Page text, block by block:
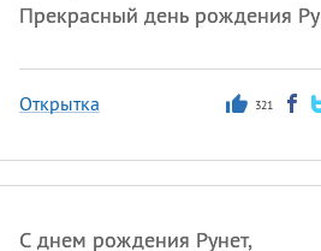
Прекрасный день рождения
Открытка 321
С днем рождения Рунет,